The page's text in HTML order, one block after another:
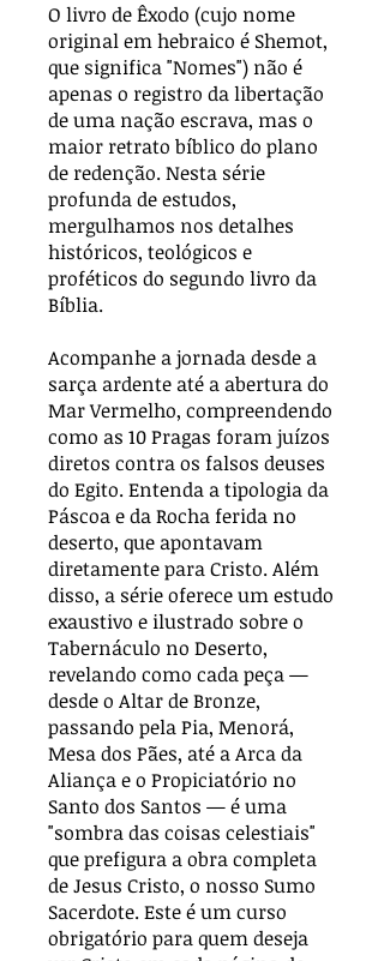
O livro de Êxodo (cujo nome
original em hebraico é Shemot,
que significa "Nomes") não é
apenas o registro da libertação
de uma nação escrava, mas o
maior retrato bíblico do plano
de redenção. Nesta série
profunda de estudos,
mergulhamos nos detalhes
históricos, teológicos e
proféticos do segundo livro da
Bíblia.
Acompanhe a jornada desde a
sarça ardente até a abertura do
Mar Vermelho, compreendendo
como as 10 Pragas foram juízos
diretos contra os falsos deuses
do Egito. Entenda a tipologia da
Páscoa e da Rocha ferida no
deserto, que apontavam
diretamente para Cristo. Além
disso, a série oferece um estudo
exaustivo e ilustrado sobre o
Tabernáculo no Deserto,
revelando como cada peça —
desde o Altar de Bronze,
passando pela Pia, Menorá,
Mesa dos Pães, até a Arca da
Aliança e o Propiciatório no
Santo dos Santos — é uma
"sombra das coisas celestiais"
que prefigura a obra completa
de Jesus Cristo, o nosso Sumo
Sacerdote. Este é um curso
obrigatório para quem deseja